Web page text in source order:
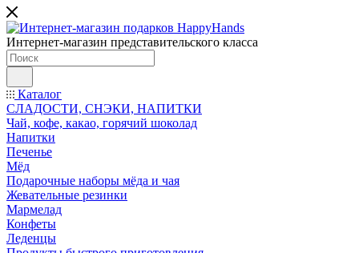
Интернет-магазин представительского класса
Каталог
СЛАДОСТИ, СНЭКИ, НАПИТКИ
Чай, кофе, какао, горячий шоколад
Напитки
Печенье
Мёд
Подарочные наборы мёда и чая
Жевательные резинки
Мармелад
Конфеты
Леденцы